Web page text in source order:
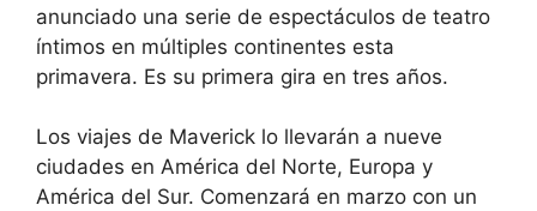
anunciado una serie de espectáculos de teatro
íntimos en múltiples continentes esta
primavera. Es su primera gira en tres años.
Los viajes de Maverick lo llevarán a nueve
ciudades en América del Norte, Europa y
América del Sur. Comenzará en marzo con un